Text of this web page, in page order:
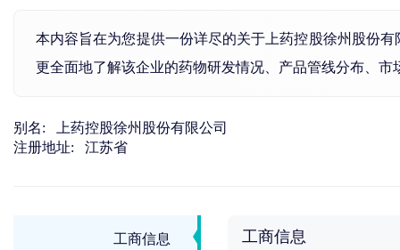
本内容旨在为您提供一份详尽的关于上药控股徐州股份
更全面地了解该企业的药物研发情况、产品管线分布、
别名:
上药控股徐州股份有限公司
注册地址:
江苏省
工商信息 工商信息